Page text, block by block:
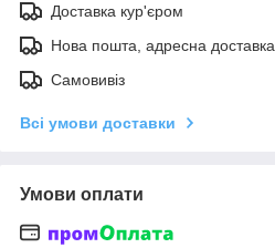
Доставка кур'єром
Нова пошта, адресна доставка
Самовивіз
Всі умови доставки
Умови оплати